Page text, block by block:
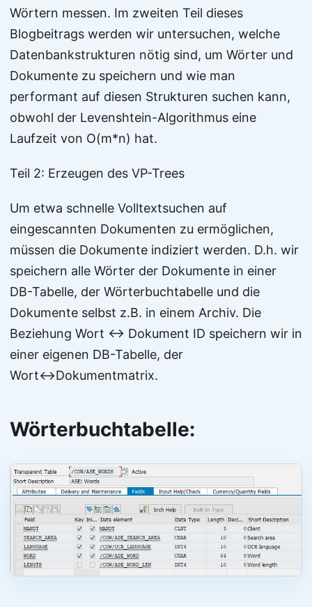
Wörtern messen. Im zweiten Teil dieses
Blogbeitrags werden wir untersuchen, welche
Datenbankstrukturen nötig sind, um Wörter und
Dokumente zu speichern und wie man
performant auf diesen Strukturen suchen kann,
obwohl der Levenshtein-Algorithmus eine
Laufzeit von O(m*n) hat.
Teil 2: Erzeugen des VP-Trees
Um etwa schnelle Volltextsuchen auf
eingescannten Dokumenten zu ermöglichen,
müssen die Dokumente indiziert werden. D.h. wir
speichern alle Wörter der Dokumente in einer
DB-Tabelle, der Wörterbuchtabelle und die
Dokumente selbst z.B. in einem Archiv. Die
Beziehung Wort ↔ Dokument ID speichern wir in
einer eigenen DB-Tabelle, der
Wort↔Dokumentmatrix.
Wörterbuchtabelle: